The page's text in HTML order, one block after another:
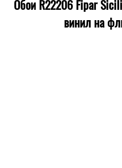
Обои R22206 Fipar
винил на